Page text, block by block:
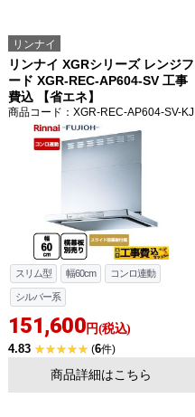
リンナイ
リンナイ XGRシリーズ レンジフ
ード XGR-REC-AP604-SV 工事
費込 【省エネ】
商品コード ：XGR-REC-AP604-SV-KJ
スリム型 幅60cm コンロ連動
シルバー系
151,600円(税込)
4.83 (6件)
商品詳細はこちら